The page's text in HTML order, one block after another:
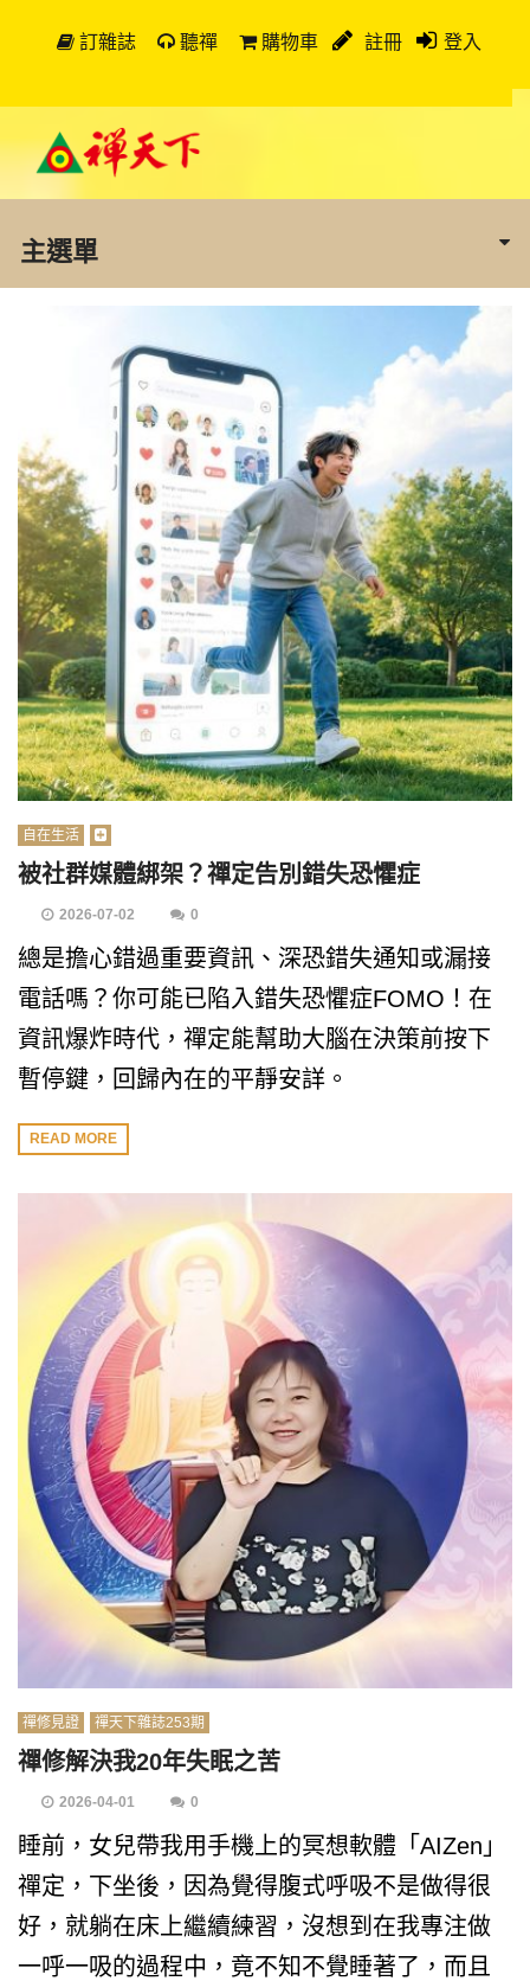
訂雜誌 聽禪 購物車 註冊 登入
主選單
自在生活
被社群媒體綁架？禪定告別錯失恐懼症
2026-07-02 0
總是擔心錯過重要資訊、深恐錯失通知或漏接
電話嗎？你可能已陷入錯失恐懼症FOMO！在
資訊爆炸時代，禪定能幫助大腦在決策前按下
暫停鍵，回歸內在的平靜安詳。
READ MORE
禪修見證 禪天下雜誌253期
禪修解決我20年失眠之苦
2026-04-01 0
睡前，女兒帶我用手機上的冥想軟體「AIZen」
禪定，下坐後，因為覺得腹式呼吸不是做得很
好，就躺在床上繼續練習，沒想到在我專注做
一呼一吸的過程中，竟不知不覺睡著了，而且